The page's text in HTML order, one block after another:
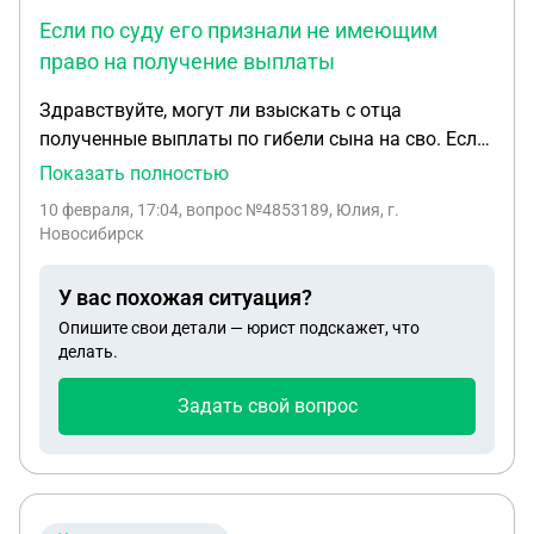
Если по суду его признали не имеющим
право на получение выплаты
Здравствуйте, могут ли взыскать с отца
полученные выплаты по гибели сына на сво. Если
по суду его признали не имеющим право на
решения суда. Отец инвалид социальной пенсии.
Показать полностью
10 февраля, 17:04, вопрос №4853189, Юлия, г.
Новосибирск
У вас похожая ситуация?
Опишите свои детали — юрист подскажет, что
делать.
Задать свой вопрос